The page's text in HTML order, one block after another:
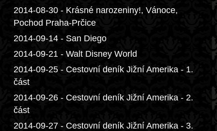
2014-08-30 - Krásné narozeniny!, Vánoce,
Pochod Praha-Prčice
2014-09-14 - San Diego
2014-09-21 - Walt Disney World
2014-09-25 - Cestovní deník Jižní Amerika - 1.
část
2014-09-26 - Cestovní deník Jižní Amerika - 2.
část
2014-09-27 - Cestovní deník Jižní Amerika - 3.